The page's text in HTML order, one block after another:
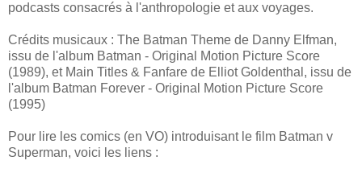
podcasts consacrés à l'anthropologie et aux voyages.
Crédits musicaux : The Batman Theme de Danny Elfman,
issu de l'album Batman - Original Motion Picture Score
(1989), et Main Titles & Fanfare de Elliot Goldenthal, issu de
l'album Batman Forever - Original Motion Picture Score
(1995)
Pour lire les comics (en VO) introduisant le film Batman v
Superman, voici les liens :